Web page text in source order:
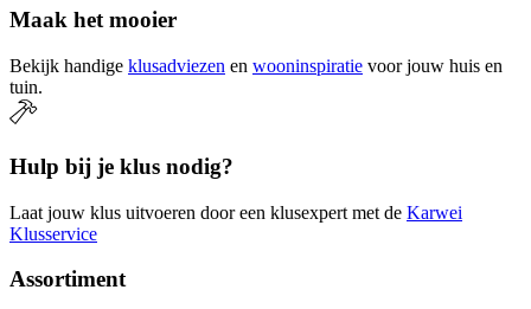
Maak het mooier
Bekijk handige klusadviezen en wooninspiratie voor jouw huis en
tuin.
Hulp bij je klus nodig?
Laat jouw klus uitvoeren door een klusexpert met de Karwei
Klusservice
Assortiment